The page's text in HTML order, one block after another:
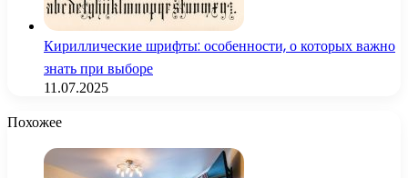
Кириллические шрифты: особенности, о которых важно
знать при выборе
11.07.2025
Похожее